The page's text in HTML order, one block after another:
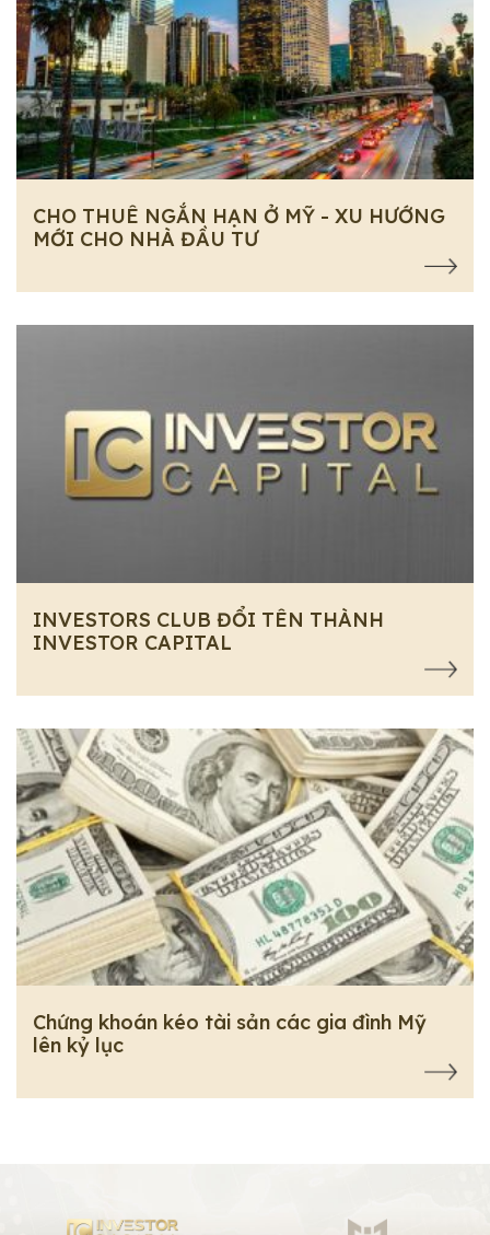
CHO THUÊ NGẮN HẠN Ở MỸ - XU HƯỚNG
MỚI CHO NHÀ ĐẦU TƯ
INVESTORS CLUB ĐỔI TÊN THÀNH
INVESTOR CAPITAL
Chứng khoán kéo tài sản các gia đình Mỹ
lên kỷ lục